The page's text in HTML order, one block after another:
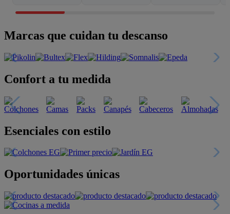
Marcas que cuidan tu descanso
Confort a tu medida
Esenciales con estilo
Oportunidades únicas